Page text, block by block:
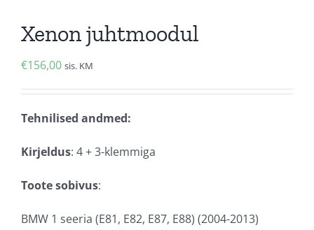
Xenon juhtmoodul
€156,00 sis. KM
Tehnilised andmed:
Kirjeldus: 4 + 3-klemmiga
Toote sobivus:
BMW 1 seeria (E81, E82, E87, E88) (2004-2013)